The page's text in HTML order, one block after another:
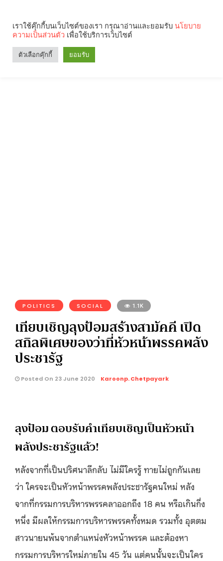
POLITICS SOCIAL 1.1K
เทียบเชิญลุงป้อมสร้างสามัคคี เปิด
สกิลพิเศษของว่าที่หัวหน้าพรรคพลัง
ประชารัฐ
Posted On 23 June 2020 Karoonp. Chetpayark
ลุงป้อม ตอบรับคำเทียบเชิญเป็นหัวหน้า
พลังประชารัฐแล้ว!
หลังจากที่เป็นปริศนาลึกลับ ไม่มีใครรู้ ทายไม่ถูกกันเลย
ว่า ใครจะเป็นหัวหน้าพรรคพลังประชารัฐคนใหม่ หลัง
จากที่กรรมการบริหารพรรคลาออกถึง 18 คน หรือเกินกึ่ง
หนึ่ง มีผลให้กรรมการบริหารพรรคทั้งหมด รวมทั้ง อุตตม
สาวนายนพ้นจากตำแหน่งหัวหน้าพรรค และต้องหา
กรรมการบริหารใหม่ภายใน 45 วัน แต่คนนั้นจะเป็นใคร
เราใช้คุ๊กกี้บนเว็บไซต์ของเรา กรุณาอ่านและยอมรับ นโยบาย
ความเป็นส่วนตัว เพื่อใช้บริการเว็บไซต์
ตัวเลือกคุ๊กกี้ ยอมรับ